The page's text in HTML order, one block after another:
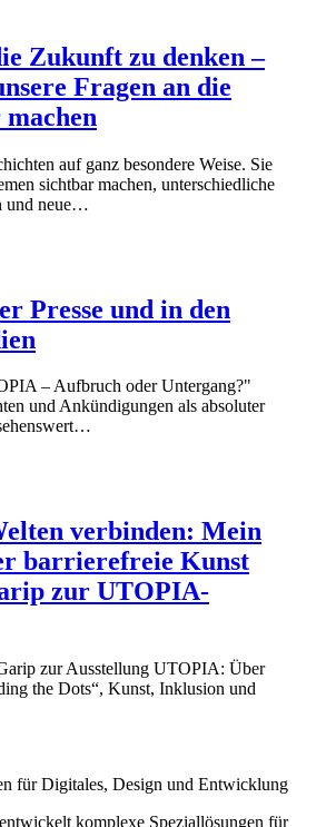
Zukunft zu denken –
Fragen an die
auf ganz besondere Weise. Sie
sichtbar machen, unterschiedliche
und neue…
Presse und in den
– Aufbruch oder Untergang?"
und Ankündigungen als absoluter
verbinden: Mein
barrierefreie Kunst
zur UTOPIA-
zur Ausstellung UTOPIA: Über
the Dots“, Kunst, Inklusion und
für Digitales, Design und Entwicklung
komplexe Speziallösungen für